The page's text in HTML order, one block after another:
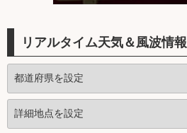
リアルタイム天気＆風波情報